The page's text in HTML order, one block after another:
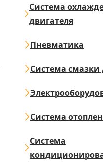
Система
двигателя
Пневматика
Система смазки
Система
Система